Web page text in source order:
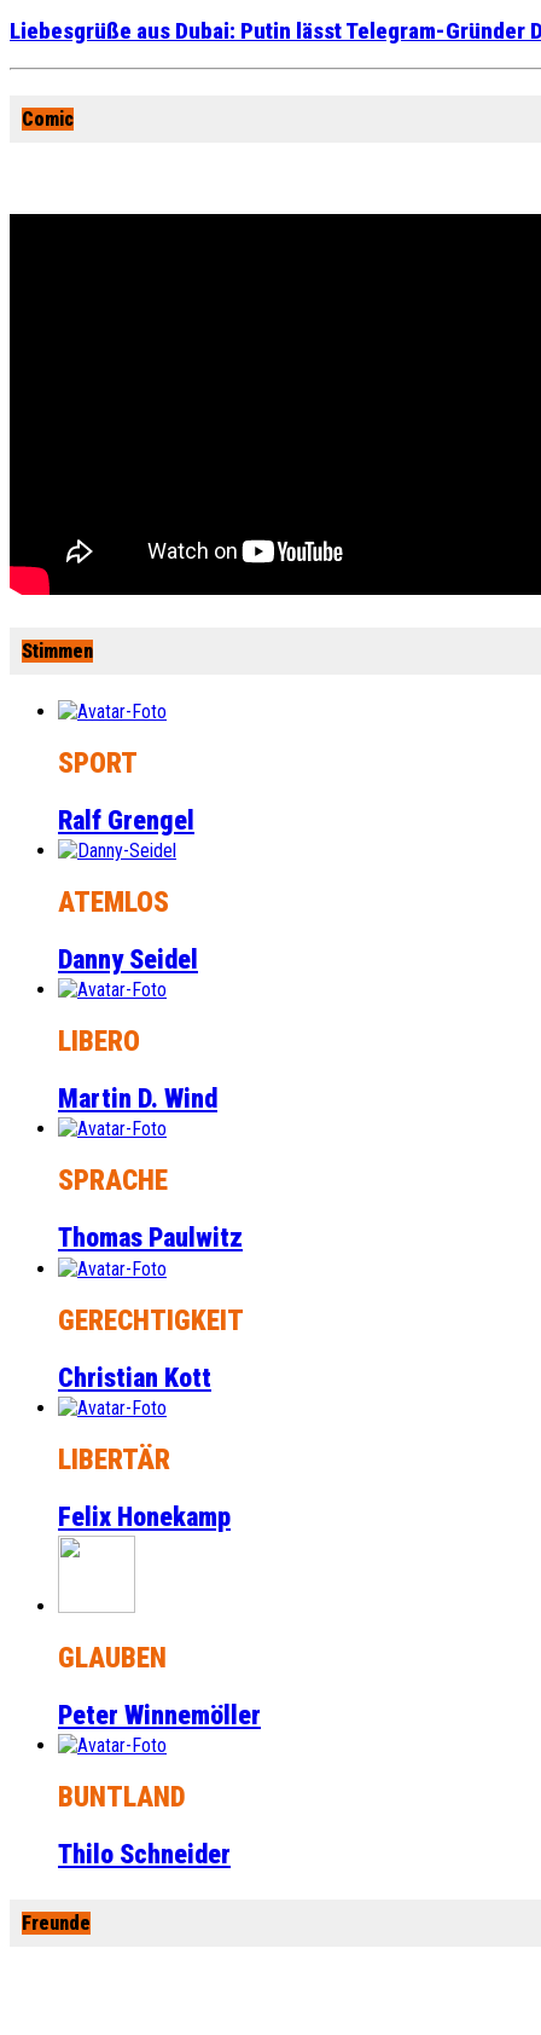
Liebesgrüße aus Dubai: Putin lässt Telegram-Gründer
Comic
Stimmen
SPORT
Ralf Grengel
ATEMLOS
Danny Seidel
LIBERO
Martin D. Wind
SPRACHE
Thomas Paulwitz
GERECHTIGKEIT
Christian Kott
LIBERTÄR
Felix Honekamp
GLAUBEN
Peter Winnemöller
BUNTLAND
Thilo Schneider
Freunde